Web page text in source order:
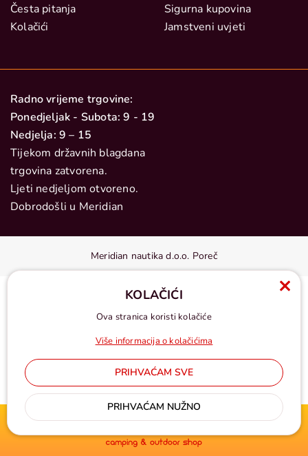
Česta pitanja
Kolačići
Sigurna kupovina
Jamstveni uvjeti
Radno vrijeme trgovine:
Ponedjeljak - Subota: 9 - 19
Nedjelja: 9 – 15
Tijekom državnih blagdana
trgovina zatvorena.
Ljeti nedjeljom otvoreno.
Dobrodošli u Meridian
Meridian nautika d.o.o. Poreč
Cijene u eurima, pdv uključen
KOLAČIĆI
Ova stranica koristi kolačiće
Više informacija o kolačićima
PRIHVAĆAM SVE
PRIHVAĆAM NUŽNO